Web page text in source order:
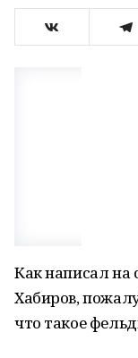
Как написал на
Хабиров,
что такое